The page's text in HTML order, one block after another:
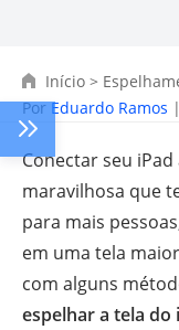
Início >
PorEduardo Ramos
Conectar seu
maravilhosa que
para mais
em uma tela
com alguns
espelhar a tela do